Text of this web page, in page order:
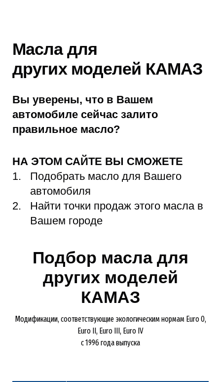
Масла для
других моделей КАМАЗ
Вы уверены, что в Вашем
автомобиле сейчас залито
правильное масло?
НА ЭТОМ САЙТЕ ВЫ СМОЖЕТЕ
Подобрать масло для Вашего
автомобиля
Найти точки продаж этого масла в
Вашем городе
Подбор масла для
других моделей
КАМАЗ
Модификации, соответствующие экологическим нормам Euro 0,
Euro II, Euro III, Euro IV
с 1996 года выпуска